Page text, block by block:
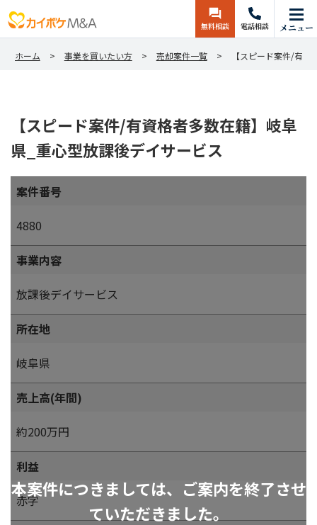
無料相談 電話相談 メニュー
ホーム 事業を買いたい方 売却案件一覧 【スピード案件/有
【スピード案件/有資格者多数在籍】岐阜
県_重心型放課後デイサービス
本案件につきましては、ご案内を終了させ
ていただきました。
案件番号
4880
事業内容
放課後デイサービス
所在地
岐阜県
売上高(年間)
約200万円
利益
赤字